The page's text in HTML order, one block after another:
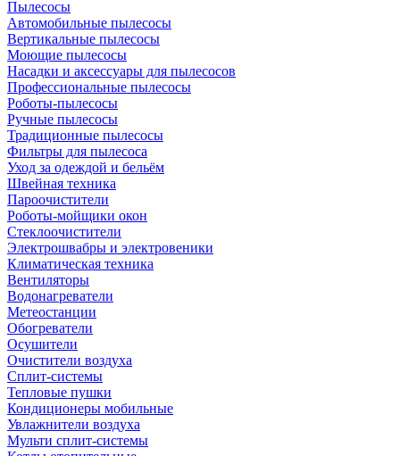
Пылесосы
Автомобильные пылесосы
Вертикальные пылесосы
Моющие пылесосы
Насадки и аксессуары для пылесосов
Профессиональные пылесосы
Роботы-пылесосы
Ручные пылесосы
Традиционные пылесосы
Фильтры для пылесоса
Уход за одеждой и бельём
Швейная техника
Пароочистители
Роботы-мойщики окон
Стеклоочистители
Электрошвабры и электровеники
Климатическая техника
Вентиляторы
Водонагреватели
Метеостанции
Обогреватели
Осушители
Очистители воздуха
Сплит-системы
Тепловые пушки
Кондиционеры мобильные
Увлажнители воздуха
Мульти сплит-системы